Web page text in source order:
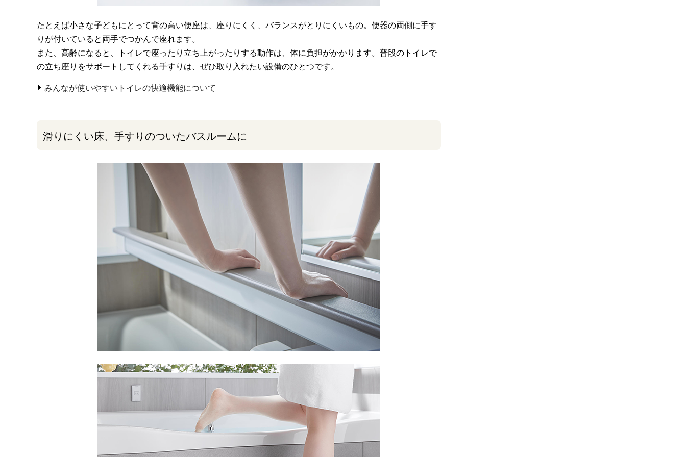
たとえば小さな子どもにとって背の高い便座は、座りにくく、バランスがとりにくいもの。便器の両側に手す
りが付いていると両手でつかんで座れます。
また、高齢になると、トイレで座ったり立ち上がったりする動作は、体に負担がかかります。普段のトイレで
の立ち座りをサポートしてくれる手すりは、ぜひ取り入れたい設備のひとつです。
みんなが使いやすいトイレの快適機能について
滑りにくい床、手すりのついたバスルームに